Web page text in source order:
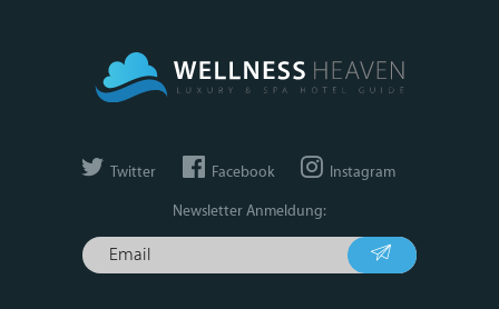
Twitter Facebook Instagram
Newsletter Anmeldung: